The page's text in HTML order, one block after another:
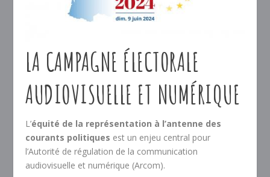
LA CAMPAGNE ÉLECTORALE
AUDIOVISUELLE ET NUMÉRIQUE
L’équité de la représentation à l’antenne des
courants politiques est un enjeu central pour
l’Autorité de régulation de la communication
audiovisuelle et numérique (Arcom).